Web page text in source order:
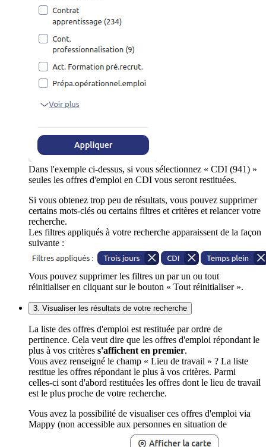
Dans l'exemple ci-dessus, si vous sélectionnez « CDI (941) »
seules les offres d'emploi en CDI vous seront restituées.
Si vous obtenez trop peu de résultats, vous pouvez supprimer
certains mots-clés ou certains filtres et critères et relancer votre
recherche.
Les filtres appliqués à votre recherche apparaissent de la façon
suivante :
Vous pouvez supprimer les filtres un par un ou tout
réinitialiser en cliquant sur le bouton « Tout réinitialiser ».
3. Visualiser les résultats de votre recherche
La liste des offres d'emploi est restituée par ordre de
pertinence. Cela veut dire que les offres d'emploi répondant le
plus à vos critères s'affichent en premier.
Vous avez renseigné le champ « Lieu de travail » ? La liste
restitue les offres répondant le plus à vos critères. Parmi
celles-ci sont d'abord restituées les offres dont le lieu de travail
est le plus proche de votre recherche.
Vous avez la possibilité de visualiser ces offres d'emploi via
Mappy (non accessible aux personnes en situation de